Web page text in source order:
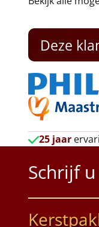
Deze
25 jaar
Schrijf